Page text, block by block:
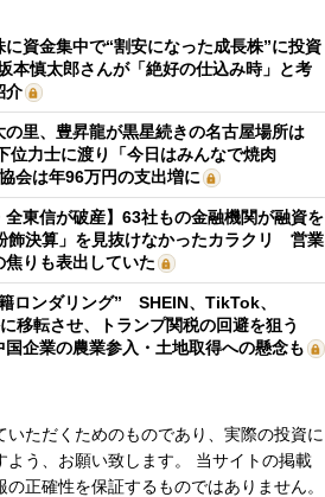
資金集中で“割安になった成長株”に投資
慎太郎さんが「絶好の仕込み時」と考
介
の里、豊昇龍が黒星続きの名古屋場所は
位力士に渡り「今日はみんなで焼肉
会は年96万円の支出増に
全東信が破産】63社もの金融機関が融資を
飾決算」を見抜けなかったカラクリ 営業
りも表出していた
ロンダリング” SHEIN、TikTok、
移転させ、トランプ関税の回避を狙う
企業の農業参入・土地取得への懸念も
ただくためのものであり、実際の投資に
う、お願い致します。 当サイトの掲載
正確性を保証するものではありません。